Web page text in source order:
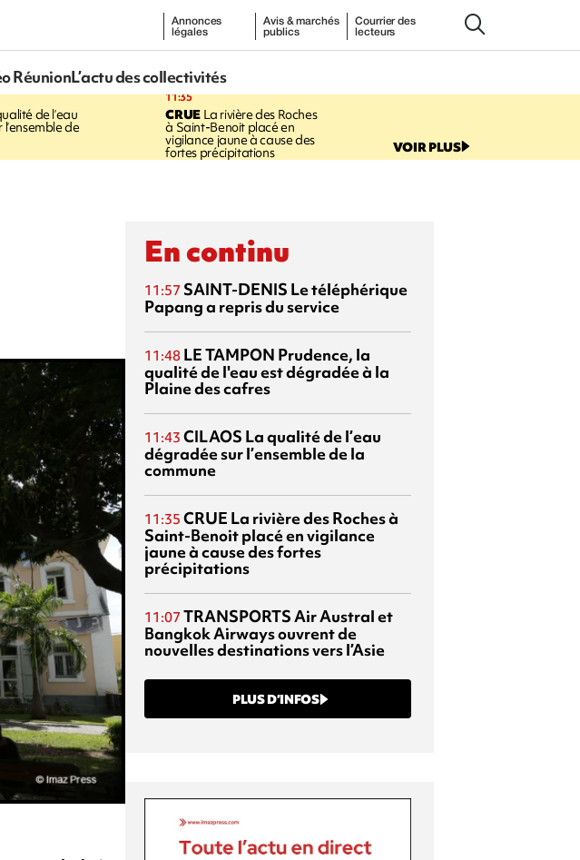
Annonces
légales
Avis & marchés
publics
Courrier des
lecteurs
RéunionL’actu des collectivités
de l’eau
de
11:35
CRUELa rivière des Roches
à Saint-Benoit placé en
vigilance jaune à cause des
fortes précipitations VOIR PLUS
En continu
11:57 SAINT-DENIS Le téléphérique
Papang a repris du service
11:48 LE TAMPON Prudence, la
qualité de l'eau est dégradée à la
Plaine des cafres
11:43 CILAOS La qualité de l’eau
dégradée sur l’ensemble de la
commune
11:35 CRUE La rivière des Roches à
Saint-Benoit placé en vigilance
jaune à cause des fortes
précipitations
11:07 TRANSPORTSAir Austral et
Bangkok Airways ouvrent de
nouvelles destinations vers l’Asie
PLUS D’INFOS